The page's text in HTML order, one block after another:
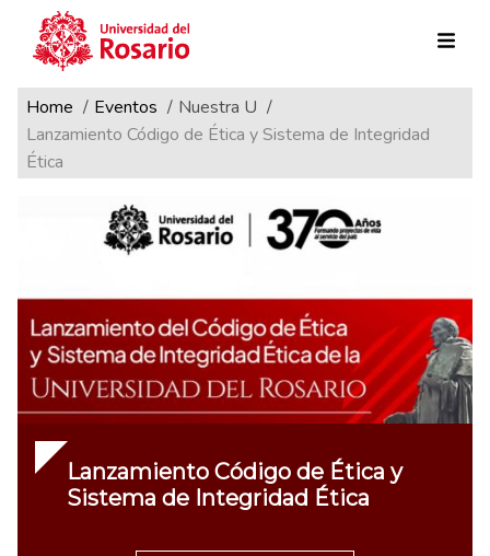
Pasar al contenido principal
Ruta de navegación
Home Eventos
Nuestra U
Lanzamiento Código de Ética y Sistema de Integridad
Ética
Lanzamiento Código de Ética y
Sistema de Integridad Ética